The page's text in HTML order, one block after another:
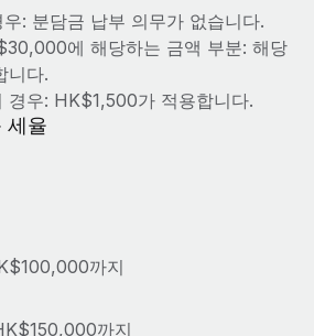
법적으로 지원
전근
하게 처리
관리
소식: Gusto 및 Xero와의 통합과
Management Plus
규모의 기업이 전 세계 어디서든 업무에 가
및 관리하고 급여를 지급하도록 돕는 것
몇 주 동안 새로운...
: 분담금 납부 의무가 없습니다.
에 해당하는 금액 부분: 해당
니다.
우: HK$1,500가 적용합니다.
세율
까지
까지